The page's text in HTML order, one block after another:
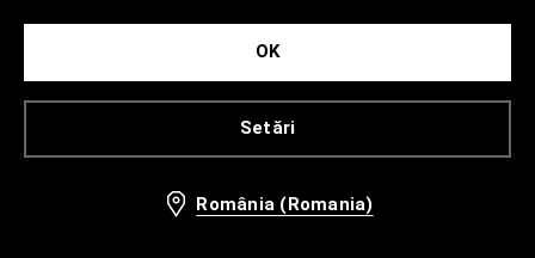
Setări
OK
România (Romania)